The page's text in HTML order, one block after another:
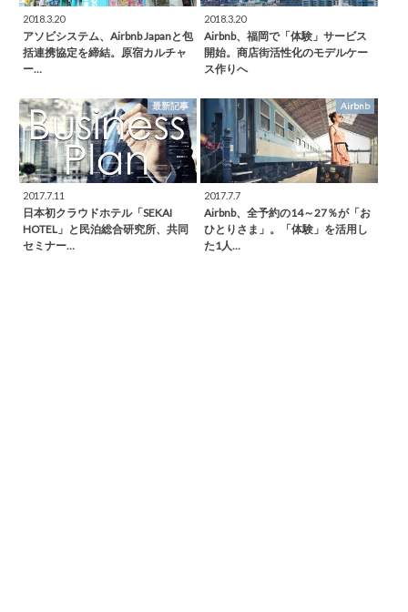
2018.3.20
アソビシステム、Airbnb Japanと包
括連携協定を締結。原宿カルチャ
ー…
2018.3.20
Airbnb、福岡で「体験」サービス
開始。商店街活性化のモデルケー
ス作りへ
最新記事
2017.7.11
日本初クラウドホテル「SEKAI
HOTEL」と民泊総合研究所、共同
セミナー…
Airbnb
2017.7.7
Airbnb、全予約の14～27％が「お
ひとりさま」。「体験」を活用し
た1人…